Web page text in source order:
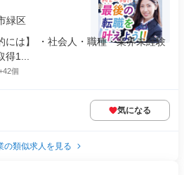
緑区
には】 ・社会人・職種・業界未経験
1...
個
気になる
の類似求人を見る